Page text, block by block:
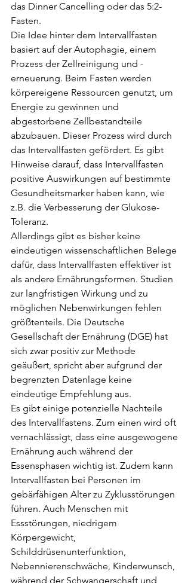
das Dinner Cancelling oder das 5:2-
Fasten.
Die Idee hinter dem Intervallfasten
basiert auf der Autophagie, einem
Prozess der Zellreinigung und -
erneuerung. Beim Fasten werden
körpereigene Ressourcen genutzt, um
Energie zu gewinnen und
abgestorbene Zellbestandteile
abzubauen. Dieser Prozess wird durch
das Intervallfasten gefördert. Es gibt
Hinweise darauf, dass Intervallfasten
positive Auswirkungen auf bestimmte
Gesundheitsmarker haben kann, wie
z.B. die Verbesserung der Glukose-
Toleranz.
Allerdings gibt es bisher keine
eindeutigen wissenschaftlichen Belege
dafür, dass Intervallfasten effektiver ist
als andere Ernährungsformen. Studien
zur langfristigen Wirkung und zu
möglichen Nebenwirkungen fehlen
größtenteils. Die Deutsche
Gesellschaft der Ernährung (DGE) hat
sich zwar positiv zur Methode
geäußert, spricht aber aufgrund der
begrenzten Datenlage keine
eindeutige Empfehlung aus.
Es gibt einige potenzielle Nachteile
des Intervallfastens. Zum einen wird oft
vernachlässigt, dass eine ausgewogene
Ernährung auch während der
Essensphasen wichtig ist. Zudem kann
Intervallfasten bei Personen im
gebärfähigen Alter zu Zyklusstörungen
führen. Auch Menschen mit
Essstörungen, niedrigem
Körpergewicht,
Schilddrüsenunterfunktion,
Nebennierenschwäche, Kinderwunsch,
während der Schwangerschaft und